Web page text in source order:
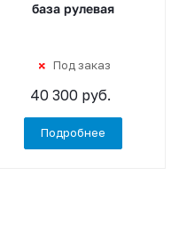
база рулевая
Под заказ
40 300 руб.
Подробнее